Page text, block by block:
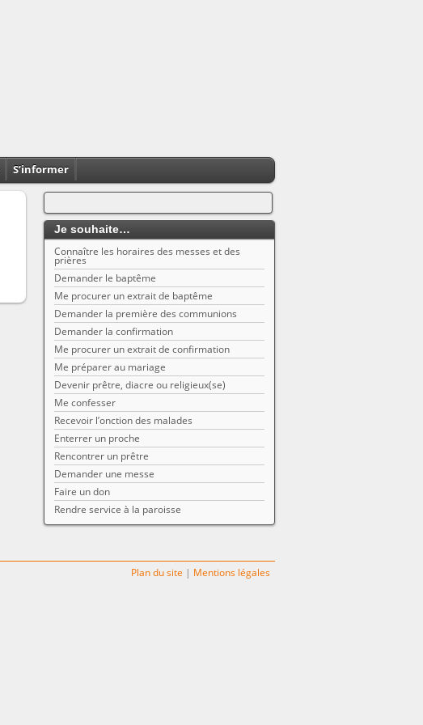
S’informer
Je souhaite…
Connaître les horaires des messes et des
prières
Demander le baptême
Me procurer un extrait de baptême
Demander la première des communions
Demander la confirmation
Me procurer un extrait de confirmation
Me préparer au mariage
Devenir prêtre, diacre ou religieux(se)
Me confesser
Recevoir l’onction des malades
Enterrer un proche
Rencontrer un prêtre
Demander une messe
Faire un don
Rendre service à la paroisse
Plan du site | Mentions légales